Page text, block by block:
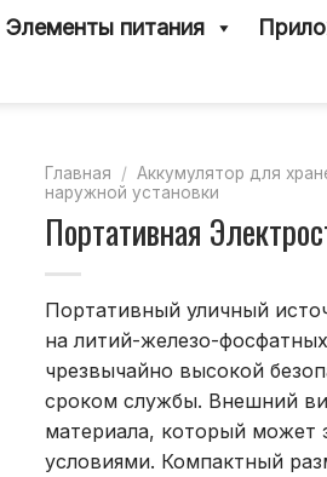
Элементы питания
Главная / Аккумулятор для
наружной установки
Портативная
Портативный уличный
на литий-железо-
чрезвычайно высокой
сроком службы. Внешний
материала, который может
условиями. Компактный